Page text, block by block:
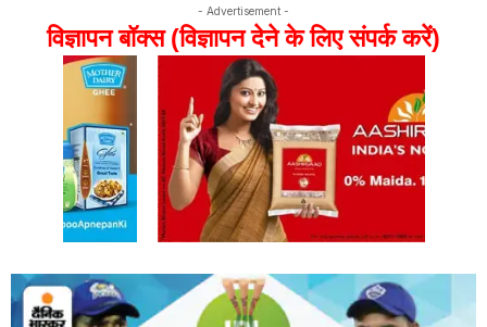
- Advertisement -
विज्ञापन बॉक्स (विज्ञापन देने के लिए संपर्क करें)